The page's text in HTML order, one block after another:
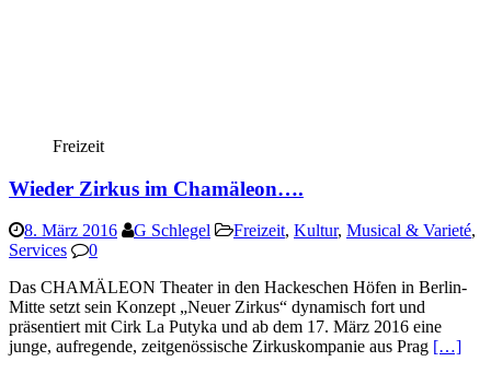
Freizeit
Wieder Zirkus im Chamäleon….
8. März 2016 G Schlegel Freizeit, Kultur, Musical & Varieté,
Services
0
Das CHAMÄLEON Theater in den Hackeschen Höfen in Berlin-
Mitte setzt sein Konzept „Neuer Zirkus“ dynamisch fort und
präsentiert mit Cirk La Putyka und ab dem 17. März 2016 eine
junge, aufregende, zeitgenössische Zirkuskompanie aus Prag […]